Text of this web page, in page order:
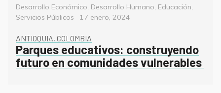
Categorías
Desarrollo Económico, Desarrollo Humano, Educación,
Servicios Públicos
Posted
17 enero, 2024
ANTIOQUIA, COLOMBIA
Parques educativos: construyendo
futuro en comunidades vulnerables